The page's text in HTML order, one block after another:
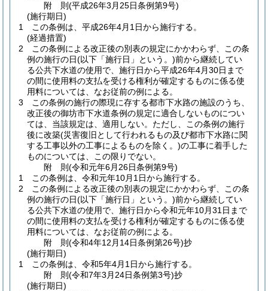
附 則(平成26年3月25日条例第9号)
(施行期日)
1
この条例は、平成26年4月1日から施行する。
(経過措置)
2
この条例による改正後の別表の規定にかかわらず、この条
例の施行の日(以下「施行日」という。)前から継続してい
る公共下水道の使用で、施行日から平成26年4月30日まで
の間に使用料の支払を受ける権利が確定するものに係る使
用料については、なお従前の例による。
3
この条例の施行の際現に存する都市下水路の施設のうち、
改正後の御坊市下水道条例の規定に適合しないものについ
ては、当該規定は、適用しない。 ただし、この条例の施行
後に改築(災害復旧として行われるもの及び都市下水路に関
する工事以外の工事によるものを除く。)の工事に着手した
ものについては、この限りでない。
附 則(令和元年6月26日条例第9号)
1
この条例は、令和元年10月1日から施行する。
2
この条例による改正後の別表の規定にかかわらず、この条
例の施行の日(以下「施行日」という。)前から継続してい
る公共下水道の使用で、施行日から令和元年10月31日まで
の間に使用料の支払を受ける権利が確定するものに係る使
用料については、なお従前の例による。
附 則(令和4年12月14日条例第26号)抄
(施行期日)
1
この条例は、令和5年4月1日から施行する。
附 則(令和7年3月24日条例第3号)抄
(施行期日)